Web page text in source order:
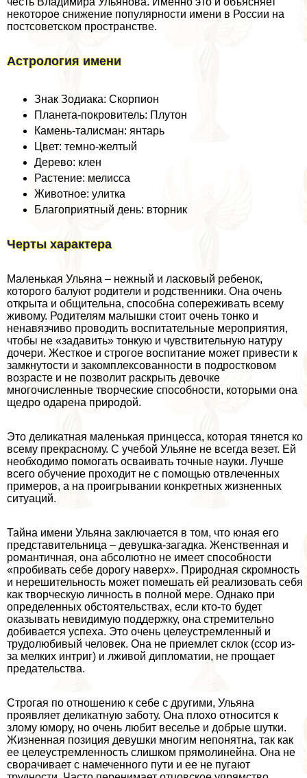
некоторое снижение популярности имени в России на
постсоветском прострaнcтве.
Астрология имени
Знак Зодиака: Скорпион
Планета-покровитель: Плутон
Камень-талисман: янтарь
Цвет: темно-желтый
Дерево: клен
Растение: мелисса
Животное: улитка
Благоприятный день: вторник
Черты хаpaктера
Маленькая Ульяна – нежный и ласковый ребенок,
которого балуют родители и родственники. Она очень
открыта и общительна, способна сопереживать всему
живому. Родителям малышки стоит очень тонко и
ненавязчиво проводить воспитательные мероприятия,
чтобы не «задавить» тонкую и чувствительную натуру
дочери. Жесткое и строгое воспитание может привести к
замкнутости и закомплексованности в подростковом
возрасте и не позволит раскрыть дeвoчке
многочисленные творческие способности, которыми она
щедро одарена природой.
Это деликатная маленькая принцесса, которая тянется ко
всему прекрасному. С учебой Ульяне не всегда везет. Ей
необходимо помогать осваивать точные науки. Лучше
всего обучение проходит не с помощью отвлеченных
примеров, а на проигрывании конкретных жизненных
ситуаций.
Тайна имени Ульяна заключается в том, что юная его
представительница – дeвyшка-загадка. Женственная и
романтичная, она абсолютно не имеет способности
«пробивать себе дорогу наверх». Природная скромность
и нерешительность может помешать ей реализовать себя
как творческую личность в полной мере. Однако при
определенных обстоятельствах, если кто-то будет
оказывать невидимую поддержку, она стремительно
добивается успеха. Это очень целеустремленный и
трудолюбивый человек. Она не приемлет склок (ссор из-
за мелких интриг) и лживой дипломатии, не прощает
предательства.
Строгая по отношению к себе с другими, Ульяна
проявляет деликатную заботу. Она плохо относится к
злому юмору, но очень любит веселье и добрые шутки.
Жизненная позиция дeвyшки многим непонятна, так как
ее целеустремленность слишком прямолинейна. Она не
сворачивает с намеченного пути и ее не пугают